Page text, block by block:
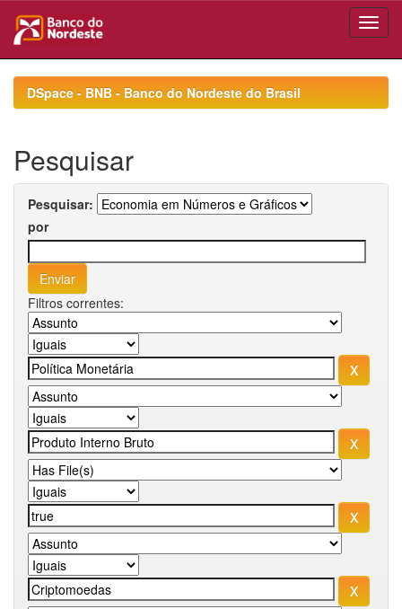
navigationDSpace - BNB - Banco do Nordeste do Brasil
Pesquisar
Pesquisar:
por
Filtros correntes: